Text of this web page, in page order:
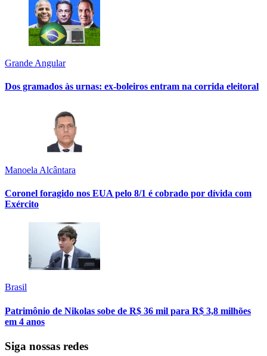
Grande Angular
Dos gramados às urnas: ex-boleiros entram na corrida eleitoral
Manoela Alcântara
Coronel foragido nos EUA pelo 8/1 é cobrado por dívida com
Exército
Brasil
Patrimônio de Nikolas sobe de R$ 36 mil para R$ 3,8 milhões
em 4 anos
Siga nossas redes